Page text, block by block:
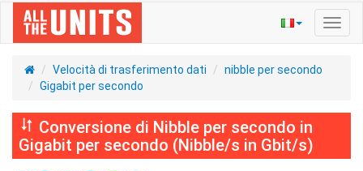
Velocità di trasferimento dati
nibble per secondo
Gigabit per secondo
Conversione di Nibble per secondo in
Gigabit per secondo (Nibble/s in Gbit/s)